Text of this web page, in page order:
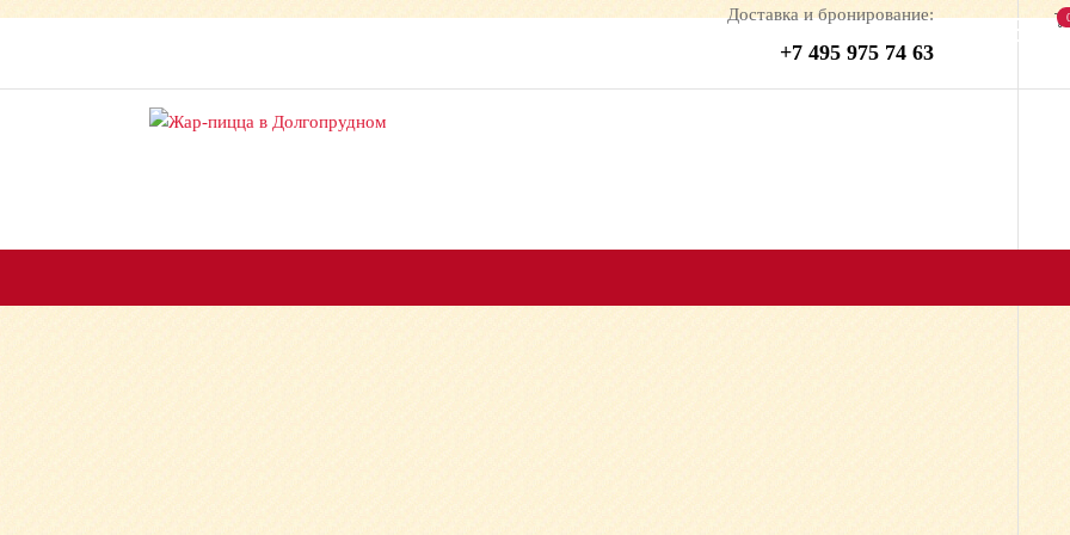
Доставка и бронирование:
+7 495 975 74 63